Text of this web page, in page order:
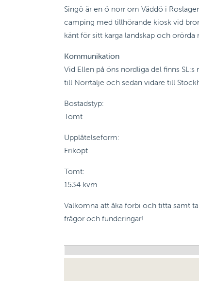
Singö är en ö norr om Väddö i
camping med tillhörande kiosk vid
känt för sitt karga landskap och orörda
Kommunikation
Vid Ellen på öns nordliga del finns
till Norrtälje och sedan vidare till
Bostadstyp:
Tomt
Upplåtelseform:
Friköpt
Tomt:
1534 kvm
Välkomna att åka förbi och titta samt
frågor och funderingar!